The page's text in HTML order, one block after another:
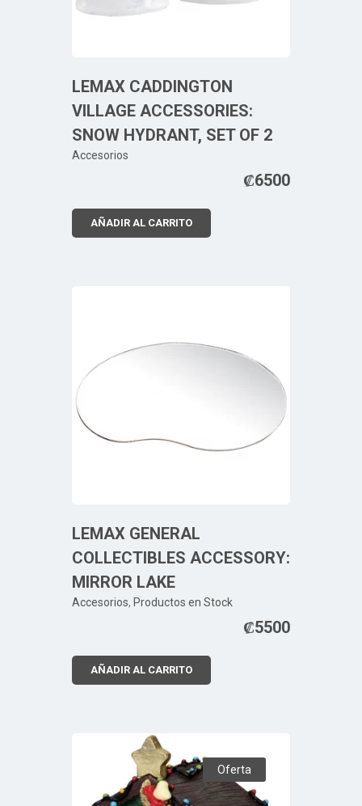
LEMAX CADDINGTON
VILLAGE ACCESSORIES:
SNOW HYDRANT, SET OF 2
Accesorios
₡6500
AÑADIR AL CARRITO
LEMAX GENERAL
COLLECTIBLES ACCESSORY:
MIRROR LAKE
Accesorios, Productos en Stock
₡5500
AÑADIR AL CARRITO
Oferta